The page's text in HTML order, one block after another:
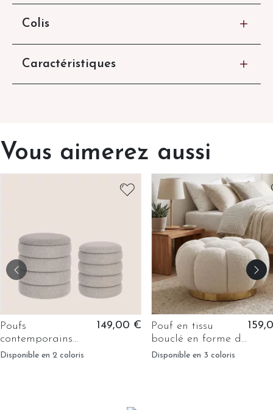
Colis
Caractéristiques
Vous aimerez aussi
Poufs
contemporains
ronds en tissu
Disponible en 2 coloris
149,00 €
Pouf en tissu
bouclé en forme de
fleur D65 - JUST
Disponible en 3 coloris